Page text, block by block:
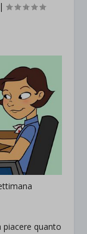
|
quanto